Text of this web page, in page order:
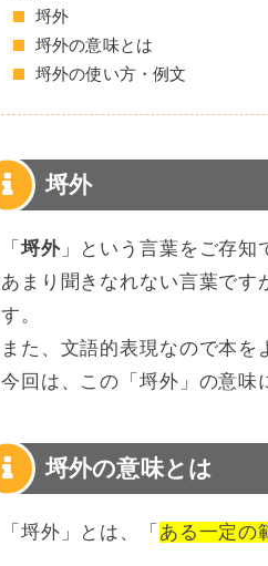
埒外
埒外の意味とは
埒外の使い方・例文
埒外
「 埒外」という言葉をご存知
あまり聞きなれない言葉です
す。
また、文語的表現なので本を
今回は、この「埒外」の意味
埒外の意味とは
「埒外」とは、「 ある一定の